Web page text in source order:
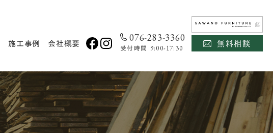
施工事例 会社概要
076-283-3360
受付時間 9:00-17:30 無料相談